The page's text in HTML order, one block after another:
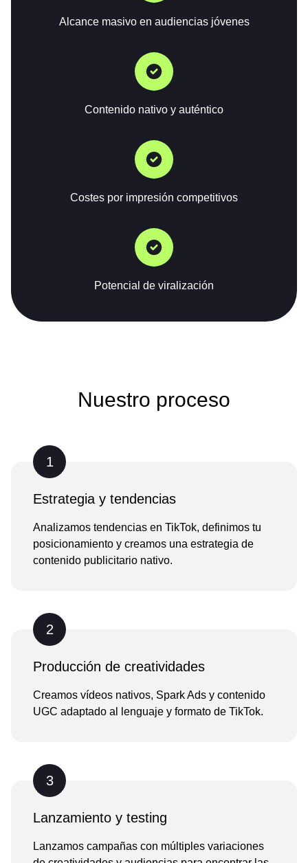
Alcance masivo en audiencias jóvenes
Contenido nativo y auténtico
Costes por impresión competitivos
Potencial de viralización
Nuestro proceso
1
Estrategia y tendencias
Analizamos tendencias en TikTok, definimos tu
posicionamiento y creamos una estrategia de
contenido publicitario nativo.
2
Producción de creatividades
Creamos vídeos nativos, Spark Ads y contenido
UGC adaptado al lenguaje y formato de TikTok.
3
Lanzamiento y testing
Lanzamos campañas con múltiples variaciones